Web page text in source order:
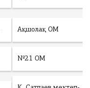
Ақшолақ ОМ
№21 ОМ